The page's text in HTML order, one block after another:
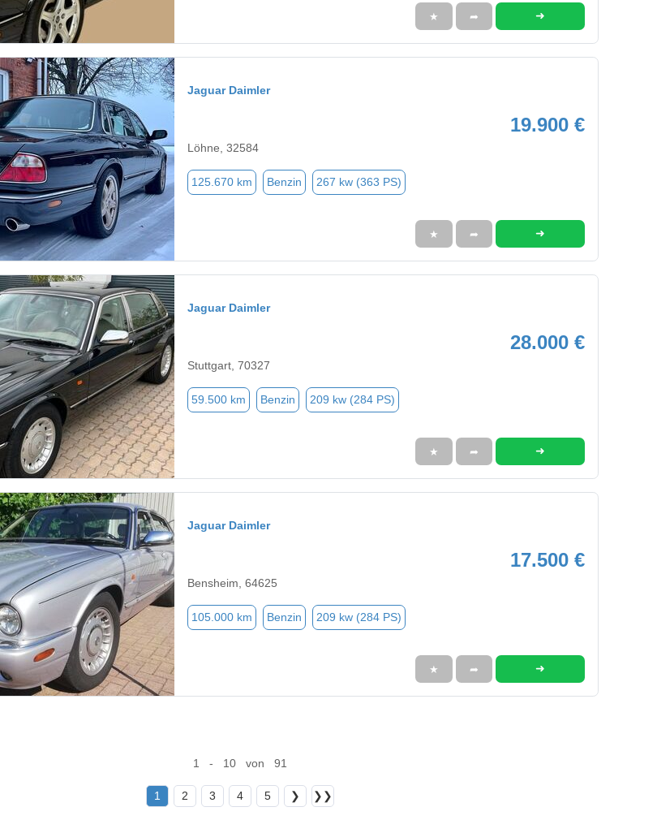
★ ➦ ➜
Jaguar Daimler
19.900 €
Löhne, 32584
125.670 km Benzin 267 kw (363 PS)
★ ➦ ➜
Jaguar Daimler
28.000 €
Stuttgart, 70327
59.500 km Benzin 209 kw (284 PS)
★ ➦ ➜
Jaguar Daimler
17.500 €
Bensheim, 64625
105.000 km Benzin 209 kw (284 PS)
★ ➦ ➜
1 - 10 von 91
1 2 3 4 5 ❯ ❯❯